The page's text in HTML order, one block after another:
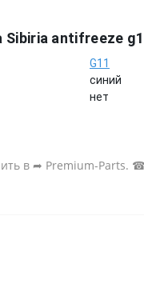
Sibiria antifreeze
G11
синий
нет
в ➦ Premium-